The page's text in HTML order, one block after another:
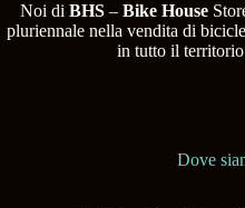
Noi di BHS– Bike House
pluriennale nella vendita di
in tutto il territorio
Dove